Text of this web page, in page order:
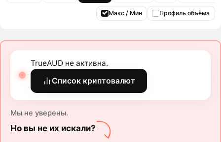
Макс / Мин Профиль объёма
TrueAUD не активна.
Список криптовалют
Мы не уверены.
Но вы не их искали?